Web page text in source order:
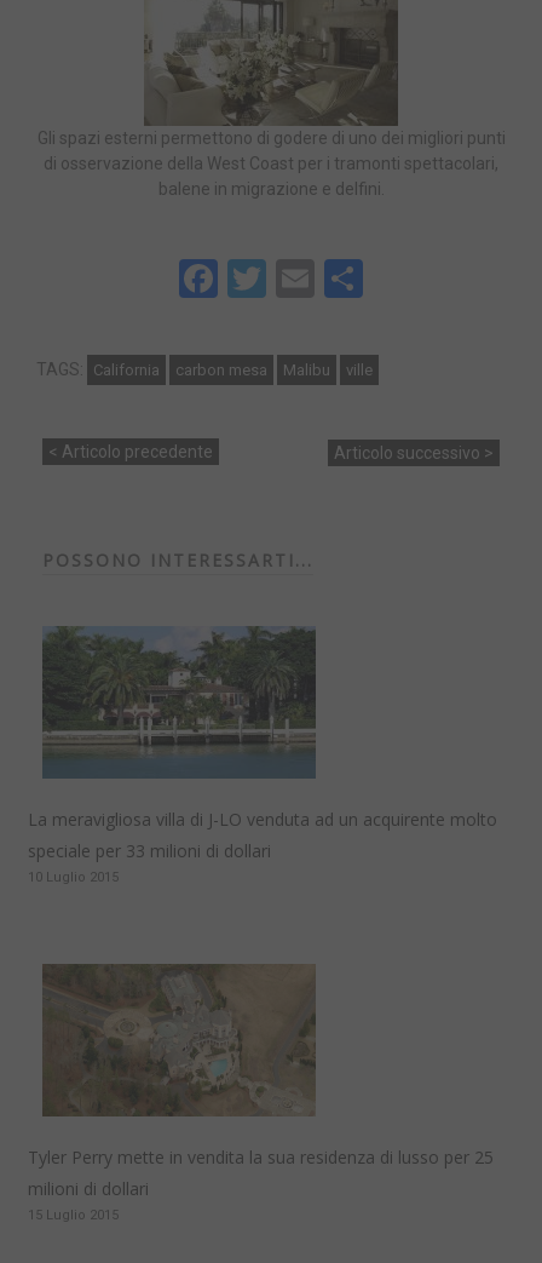
Gli spazi esterni permettono di godere di uno dei migliori punti
di osservazione della West Coast per i tramonti spettacolari,
balene in migrazione e delfini.
Facebook
Twitter
Email
TAGS: California carbon mesa Malibu ville
< Articolo precedente Articolo successivo >
POSSONO INTERESSARTI...
La meravigliosa villa di J-LO venduta ad un acquirente molto
speciale per 33 milioni di dollari
10 Luglio 2015
Tyler Perry mette in vendita la sua residenza di lusso per 25
milioni di dollari
15 Luglio 2015